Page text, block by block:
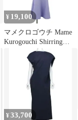
¥ 19,100
マメクロゴウチ Mame
Kurogouchi Shirring
Jersey Jacquard Mermaid
Dress 24SS ワンピース
ロング 半袖 1 紫 ラベ
ンダー MM24SS-JS0013
¥ 33,700